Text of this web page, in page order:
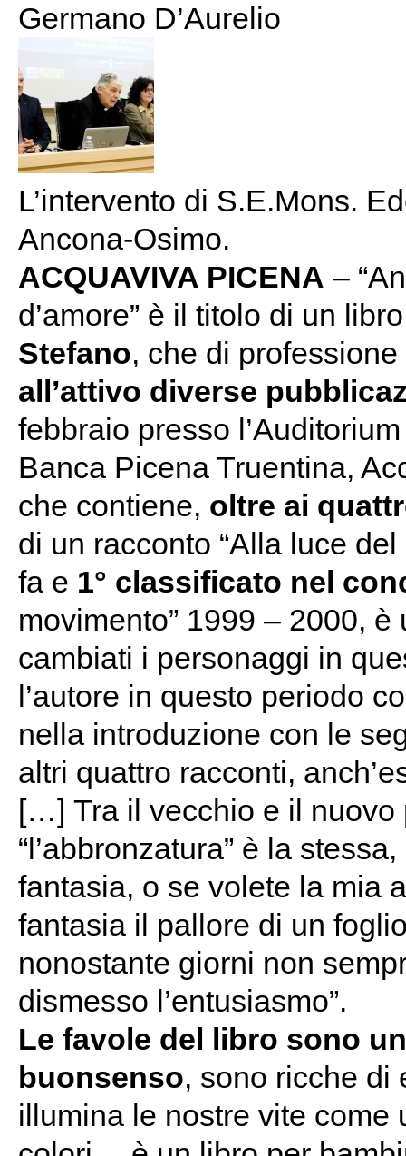
Germano D’Aurelio
L’intervento di S.E.Mons.
Ancona-Osimo.
ACQUAVIVA PICENA –
d’amore” è il titolo di un
Stefano, che di
all’attivo diverse
febbraio presso
Banca Picena Truentina,
che contiene, oltre ai
di un racconto “Alla luce
fa e 1° classificato nel
movimento” 1999 – 2000,
cambiati i personaggi in
l’autore in questo periodo
nella introduzione con le
altri quattro racconti,
[…] Tra il vecchio e il nuovo
“l’abbronzatura” è la
fantasia, o se volete la mia
fantasia il pallore di un
nonostante giorni non
dismesso l’entusiasmo”.
Le favole del libro sono
buonsenso, sono ricche di
illumina le nostre vite come